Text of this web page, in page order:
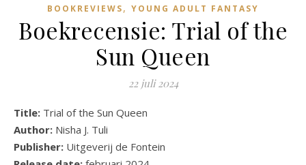
BOOKREVIEWS, YOUNG ADULT FANTASY
Boekrecensie: Trial of the
Sun Queen
22 juli 2024
Title: Trial of the Sun Queen
Author: Nisha J. Tuli
Publisher: Uitgeverij de Fontein